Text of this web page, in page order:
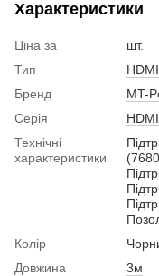
Характеристики
Ціна за
шт.
Тип
Бренд
MT-
Серія
Технічні
характеристики
Колір
Довжина
3м